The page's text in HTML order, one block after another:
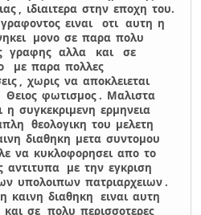
, ιδιαιτερα στην εποχη του.
ειναι οτι αυτη η
μονο σε παρα πολυ
γραφης αλλα και σε
με παρα πολλες
, χωρις να αποκλειεται
φωτισμος . Μαλιστα
συγκεκριμενη ερμηνεια
θεολογικη του μελετη
διαθηκη μετα συντομου
να κυκλοφορησει απο το
αντιτυπα με την εγκριση
υπολοιπων πατριαρχειων .
καινη διαθηκη ειναι αυτη
σε πολυ περισσοτερες